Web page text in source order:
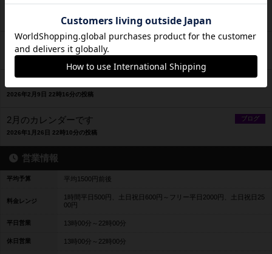
ブログ
4月のカレンダーです
2026年3月23日 21時50分の投稿
３月のカレンダーです
2026年2月23日 22時06分の投稿
2026年2月9日 22時16分の投稿
ブログ
2月のカレンダーです
2026年1月26日 22時10分の投稿
営業情報
平均予算 平均1500円前後
料金レンジ
1時間平日500円、土日祝日600円～フリー平日2000円、土日祝日25
00円
平日営業 13時00分～22時00分
休日営業 13時00分～22時00分